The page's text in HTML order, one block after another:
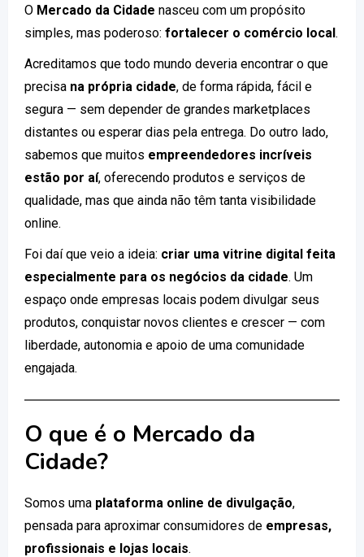
O Mercado da Cidade nasceu com um propósito
simples, mas poderoso: fortalecer o comércio local.
Acreditamos que todo mundo deveria encontrar o que
precisa na própria cidade, de forma rápida, fácil e
segura — sem depender de grandes marketplaces
distantes ou esperar dias pela entrega. Do outro lado,
sabemos que muitos empreendedores incríveis
estão por aí, oferecendo produtos e serviços de
qualidade, mas que ainda não têm tanta visibilidade
online.
Foi daí que veio a ideia: criar uma vitrine digital feita
especialmente para os negócios da cidade. Um
espaço onde empresas locais podem divulgar seus
produtos, conquistar novos clientes e crescer — com
liberdade, autonomia e apoio de uma comunidade
engajada.
O que é o Mercado da
Cidade?
Somos uma plataforma online de divulgação,
pensada para aproximar consumidores de empresas,
profissionais e lojas locais.